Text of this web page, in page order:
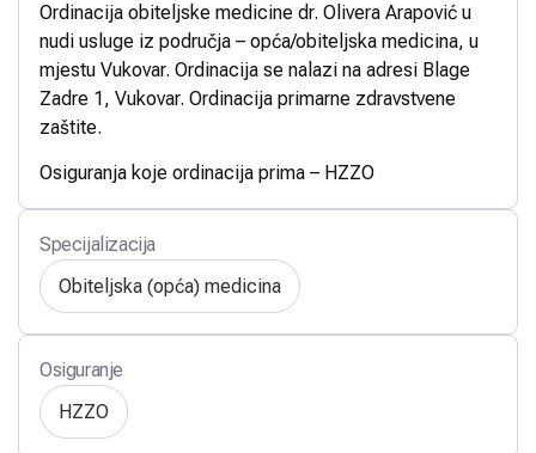
Ordinacija obiteljske medicine dr. Olivera Arapović u
nudi usluge iz područja – opća/obiteljska medicina, u
mjestu Vukovar. Ordinacija se nalazi na adresi Blage
Zadre 1, Vukovar. Ordinacija primarne zdravstvene
zaštite.
Osiguranja koje ordinacija prima – HZZO
Specijalizacija
Obiteljska (opća) medicina
Osiguranje
HZZO